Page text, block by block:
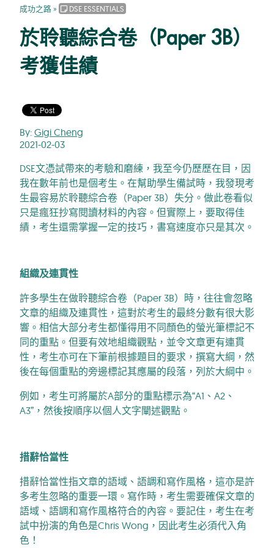
成功之路» DSE ESSENTIALS
於聆聽綜合卷（Paper 3B）
考獲佳績
By: Gigi Cheng
2021-02-03
DSE文憑試帶來的考驗和磨練，我至今仍歷歷在目，因
我在數年前也是個考生。在幫助學生備試時，我發現考
生最容易於聆聽綜合卷（Paper 3B）失分。做此卷看似
只是瘋狂抄寫閱讀材料的內容。但實際上，要取得佳
績，考生還需掌握一定的技巧，書寫速度亦只是其次。
組織及連貫性
許多學生在做聆聽綜合卷（Paper 3B）時，往往會忽略
文章的組織及連貫性，這對於考生的最終分數有很大影
響。相信大部分考生都懂得用不同顏色的螢光筆標記不
同的重點。但要有效地組織觀點，並令文章更有連貫
性，考生亦可在下筆前根據題目的要求，撰寫大綱，然
後在每個重點的旁邊標記其應屬的段落，列於大綱中。
例如，考生可將屬於A部分的重點標示為“A1、A2、
A3”，然後按順序以個人文字闡述觀點。
措辭恰當性
措辭恰當性指文章的語域、語調和寫作風格，這亦是許
多考生忽略的重要一環。寫作時，考生需要確保文章的
語域、語調和寫作風格符合的內容。要記住，考生在考
試中扮演的角色是Chris Wong，因此考生必須代入角
色！